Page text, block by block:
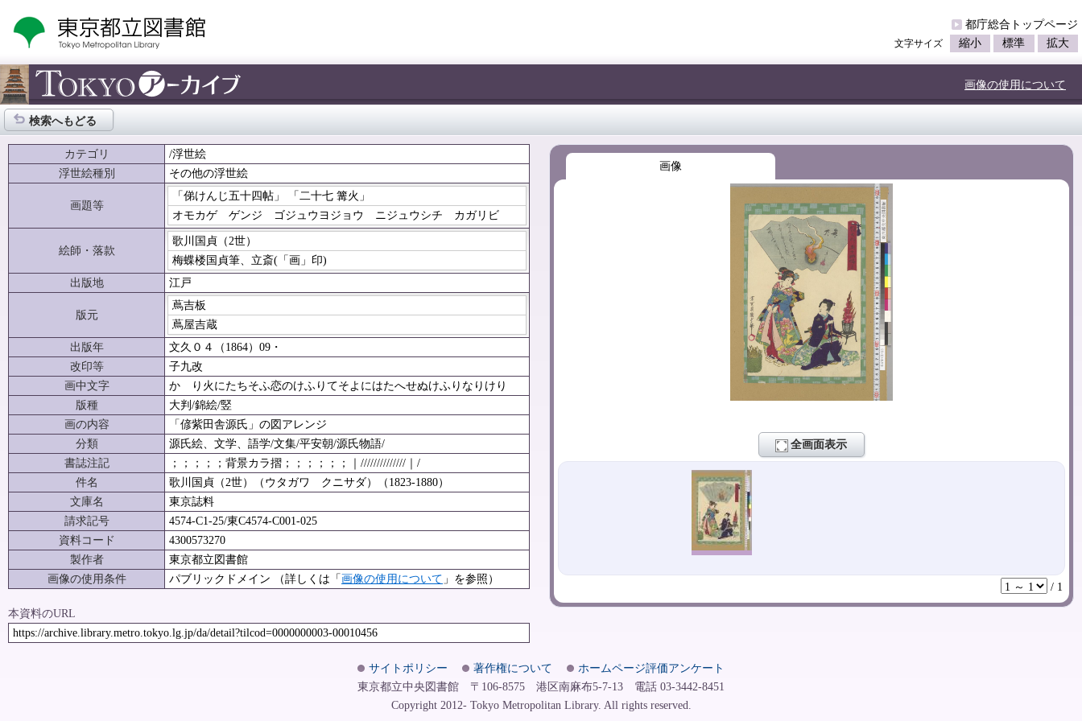
都庁総合トップページ
文字サイズ 縮小 標準 拡大
画像の使用について
検索へもどる
カテゴリ
/浮世絵
浮世絵種別
その他の浮世絵
画題等
「俤けんじ五十四帖」 「二十七 篝火」
オモカゲ ゲンジ ゴジュウヨジョウ ニジュウシチ カガリビ
絵師・落款
歌川国貞（2世）
梅蝶楼国貞筆、立斎(「画」印)
出版地
江戸
版元
蔦吉板
蔦屋吉蔵
出版年
文久０４（1864）09・
改印等
子九改
画中文字
かゝり火にたちそふ恋のけふりてそよにはたへせぬけふりなりけり
版種
大判/錦絵/竪
画の内容
「偐紫田舎源氏」の図アレンジ
分類
源氏絵、文学、語学/文集/平安朝/源氏物語/
書誌注記
；；；；；背景カラ摺；；；；；；｜//////////////｜/
件名
歌川国貞（2世）（ウタガワ クニサダ）（1823-1880）
文庫名
東京誌料
請求記号
4574-C1-25/東C4574-C001-025
資料コード
4300573270
製作者
東京都立図書館
画像の使用条件
パブリックドメイン （詳しくは「画像の使用について 」を参照）
本資料のURL
https://archive.library.metro.tokyo.lg.jp/da/detail?tilcod=0000000003-00010456
画像
全画面表示
/ 1
サイトポリシー 著作権について
ホームページ評価アンケート
東京都立中央図書館 〒106-8575 港区南麻布5-7-13 電話 03-3442-8451
Copyright 2012- Tokyo Metropolitan Library. All rights reserved.